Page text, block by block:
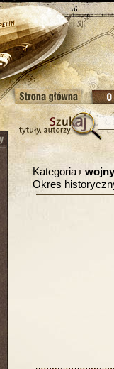
Kategoria
Okres